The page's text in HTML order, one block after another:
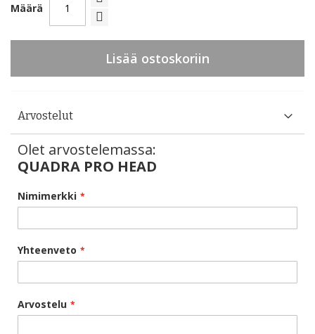
Määrä
Lisää ostoskoriin
Arvostelut
Olet arvostelemassa:
QUADRA PRO HEAD
Nimimerkki
Yhteenveto
Arvostelu